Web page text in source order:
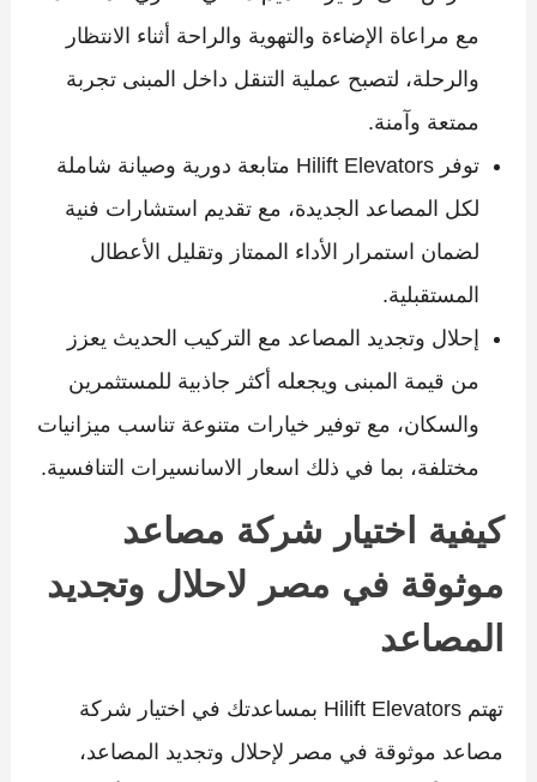
مع مراعاة الإضاءة والتهوية والراحة أثناء الانتظار
والرحلة، لتصبح عملية التنقل داخل المبنى تجربة
ممتعة وآمنة.
توفر Hilift Elevators متابعة دورية وصيانة شاملة
لكل المصاعد الجديدة، مع تقديم استشارات فنية
لضمان استمرار الأداء الممتاز وتقليل الأعطال
المستقبلية.
إحلال وتجديد المصاعد مع التركيب الحديث يعزز
من قيمة المبنى ويجعله أكثر جاذبية للمستثمرين
والسكان، مع توفير خيارات متنوعة تناسب ميزانيات
مختلفة، بما في ذلك اسعار الاسانسيرات التنافسية.
كيفية اختيار شركة مصاعد
موثوقة في مصر لاحلال وتجديد
المصاعد
تهتم Hilift Elevators بمساعدتك في اختيار شركة
مصاعد موثوقة في مصر لإحلال وتجديد المصاعد،